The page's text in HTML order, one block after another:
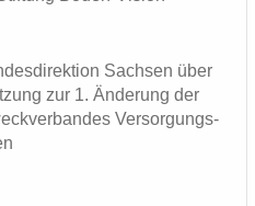
Sach­sen über
zur 1. Än­de­rung der
Ver­sor­gungs­